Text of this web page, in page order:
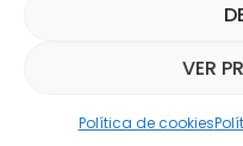
VER
Política de cookies
Suscríbete a